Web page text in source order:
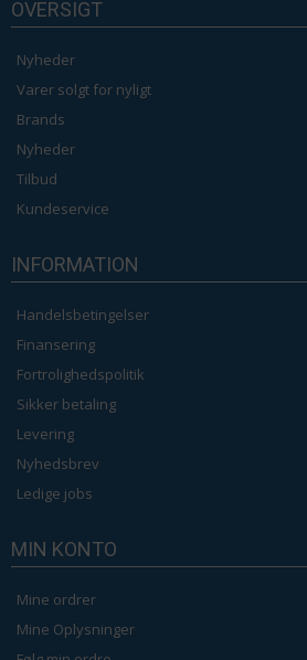
OVERSIGT
Nyheder
Varer solgt for nyligt
Brands
Nyheder
Tilbud
Kundeservice
INFORMATION
Handelsbetingelser
Finansering
Fortrolighedspolitik
Sikker betaling
Levering
Nyhedsbrev
Ledige jobs
MIN KONTO
Mine ordrer
Mine Oplysninger